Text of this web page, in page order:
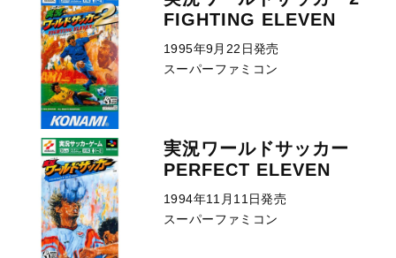
FIGHTING ELEVEN
1995年9月22日発売
スーパーファミコン
実況ワールドサッカー
PERFECT ELEVEN
1994年11月11日発売
スーパーファミコン